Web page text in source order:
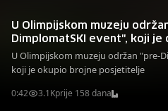
U Olimpijskom muzeju
DimplomatSKI event", koji je
posjetitelje
U Olimpijskom muzeju održan "pre-
koji je okupio brojne posjetitelje
0:42 3.1Kprije 158 dana